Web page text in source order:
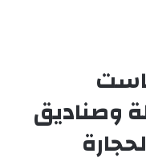
وصناديق